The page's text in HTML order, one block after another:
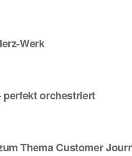
Werk
orchestriert
Thema Customer